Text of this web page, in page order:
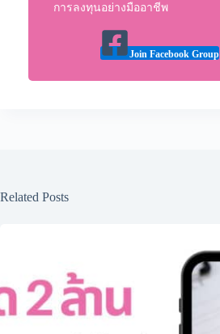
การลงทุนอย่างมืออาชีพ
Join Facebook Group
Related Posts